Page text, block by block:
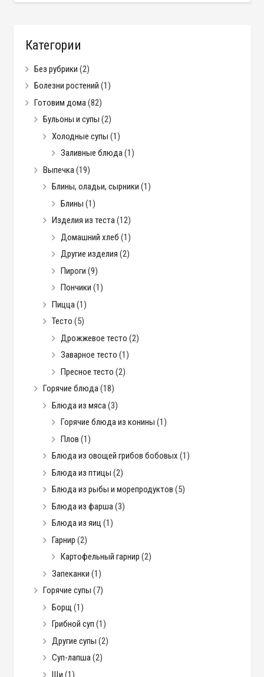
Категории
Без рубрики (2)
Болезни ростений (1)
Готовим дома(82)
Бульоны и супы (2)
Холодные супы (1)
Заливные блюда(1)
Выпечка(19)
Блины, оладьи, сырники (1)
Блины (1)
Изделия из теста(12)
Домашний хлеб (1)
Другие изделия (2)
Пироги (9)
Пончики (1)
Пицца(1)
Тесто (5)
Дрожжевое тесто (2)
Заварное тесто (1)
Пресное тесто (2)
Горячие блюда(18)
Блюда из мяса(3)
Горячие блюда из конины (1)
Плов (1)
Блюда из овощей грибов бобовых (1)
Блюда из птицы (2)
Блюда из рыбы и морепродуктов (5)
Блюда из фарша(3)
Блюда из яиц (1)
Гарнир (2)
Картофельный гарнир (2)
Запеканки (1)
Горячие супы (7)
Борщ (1)
Грибной суп (1)
Другие супы (2)
Суп-лапша(2)
Щи (1)